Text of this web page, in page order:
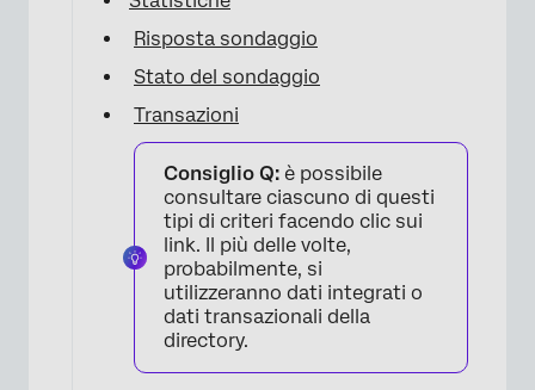
Risposta sondaggio
Stato del sondaggio
Transazioni
Consiglio Q: è possibile
consultare ciascuno di questi
tipi di criteri facendo clic sui
link. Il più delle volte,
probabilmente, si
utilizzeranno dati integrati o
dati transazionali della
directory.